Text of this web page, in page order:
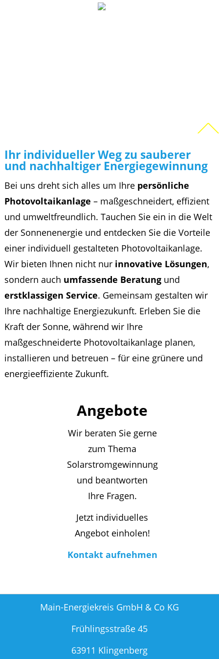
Ihr individueller Weg zu sauberer
und nachhaltiger Energiegewinnung
Bei uns dreht sich alles um Ihre persönliche
Photovoltaikanlage – maßgeschneidert, effizient
und umweltfreundlich. Tauchen Sie ein in die Welt
der Sonnenenergie und entdecken Sie die Vorteile
einer individuell gestalteten Photovoltaikanlage.
Wir bieten Ihnen nicht nur innovative Lösungen,
sondern auch umfassende Beratungund
erstklassigen Service. Gemeinsam gestalten wir
Ihre nachhaltige Energiezukunft. Erleben Sie die
Kraft der Sonne, während wir Ihre
maßgeschneiderte Photovoltaikanlage planen,
installieren und betreuen – für eine grünere und
energieeffiziente Zukunft.
Angebote
Wir beraten Sie gerne
zum Thema
Solarstromgewinnung
und beantworten
Ihre Fragen.
Jetzt individuelles
Angebot einholen!
Kontakt aufnehmen
Main-Energiekreis GmbH & Co KG
Frühlingsstraße 45
63911 Klingenberg